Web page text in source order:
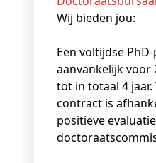
Wij bieden jou:
Een voltijdse
aanvankelijk voor
tot in totaal 4
contract is
positieve